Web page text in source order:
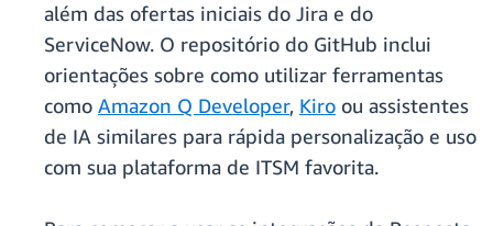
além das ofertas iniciais do Jira e do
ServiceNow. O repositório do GitHub inclui
orientações sobre como utilizar ferramentas
como Amazon Q Developer, Kiro ou assistentes
de IA similares para rápida personalização e uso
com sua plataforma de ITSM favorita.